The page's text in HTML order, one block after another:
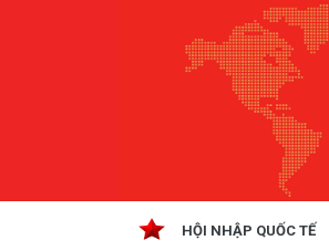
HỘI NHẬP QUỐC TẾ